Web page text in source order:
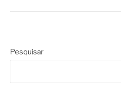
Pesquisar